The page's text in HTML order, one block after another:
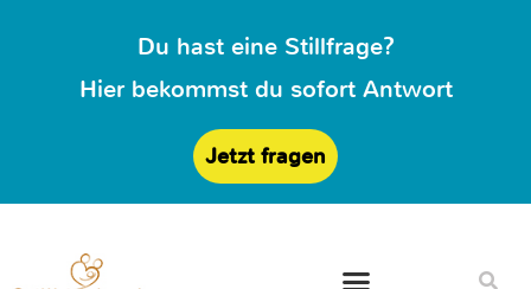
Du hast eine Stillfrage?
Hier bekommst du sofort Antwort
Jetzt fragen